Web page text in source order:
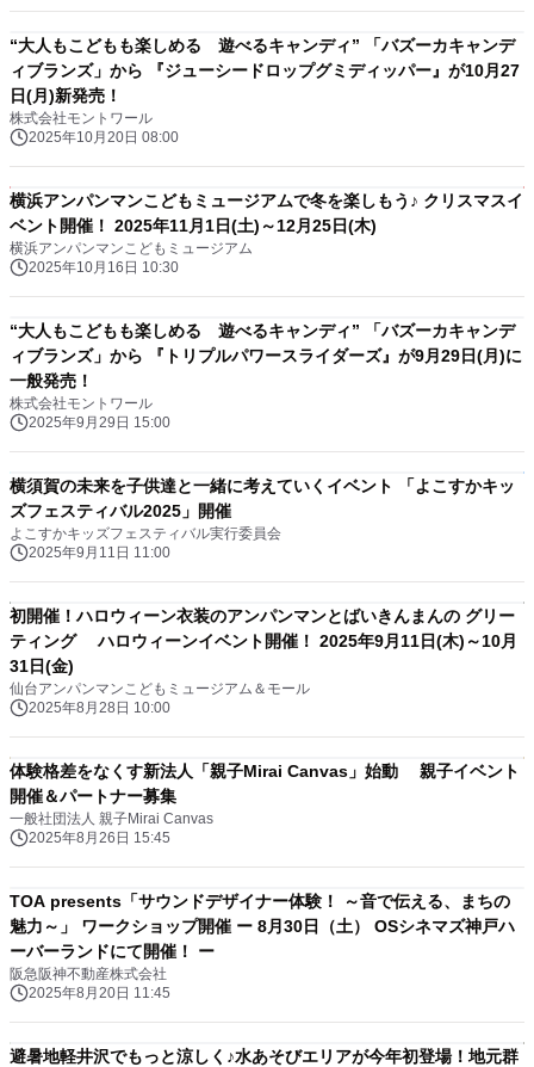
“大人もこどもも楽しめる 遊べるキャンディ” 「バズーカキャンデ
ィブランズ」から 『ジューシードロップグミディッパー』が10月27
日(月)新発売！
株式会社モントワール
2025年10月20日 08:00
横浜アンパンマンこどもミュージアムで冬を楽しもう♪ クリスマスイ
ベント開催！ 2025年11月1日(土)～12月25日(木)
横浜アンパンマンこどもミュージアム
2025年10月16日 10:30
“大人もこどもも楽しめる 遊べるキャンディ” 「バズーカキャンデ
ィブランズ」から 『トリプルパワースライダーズ』が9月29日(月)に
一般発売！
株式会社モントワール
2025年9月29日 15:00
横須賀の未来を子供達と一緒に考えていくイベント 「よこすかキッ
ズフェスティバル2025」開催
よこすかキッズフェスティバル実行委員会
2025年9月11日 11:00
初開催！ハロウィーン衣装のアンパンマンとばいきんまんの グリー
ティング ハロウィーンイベント開催！ 2025年9月11日(木)～10月
31日(金)
仙台アンパンマンこどもミュージアム＆モール
2025年8月28日 10:00
体験格差をなくす新法人「親子Mirai Canvas」始動 親子イベント
開催＆パートナー募集
一般社団法人 親子Mirai Canvas
2025年8月26日 15:45
TOA presents「サウンドデザイナー体験！ ～音で伝える、まちの
魅力～」 ワークショップ開催 ー 8月30日（土） OSシネマズ神戸ハ
ーバーランドにて開催！ ー
阪急阪神不動産株式会社
2025年8月20日 11:45
避暑地軽井沢でもっと涼しく♪水あそびエリアが今年初登場！地元群